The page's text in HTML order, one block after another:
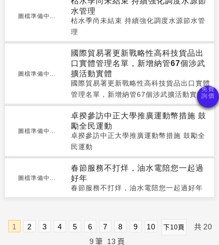
圖檔準備中...
水管理
枯水季尚未結束 持續強化調度水源節水管
理
圖檔準備中...
國際貿易署更新戰略性高科技貨品出
口實體管理名單，新增納管67個涉武
擴活動實體
國際貿易署更新戰略性高科技貨品出口實體
管理名單，新增納管67個涉武擴活動實體
圖檔準備中...
卓揆參訪中正大學推廣運動幣措施 鼓
勵全民運動
卓揆參訪中正大學推廣運動幣措施 鼓勵全
民運動
圖檔準備中...
春節服務不打烊，油水電陪您一起過
好年
春節服務不打烊，油水電陪您一起過好年
1 2 3 4 5 6 7 8 9 10 下10頁 共 20
9 筆 13 頁